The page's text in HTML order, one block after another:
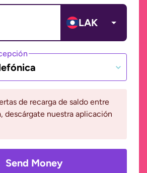
LAK
de recarga de saldo entre
descárgate nuestra aplicación
Send Money